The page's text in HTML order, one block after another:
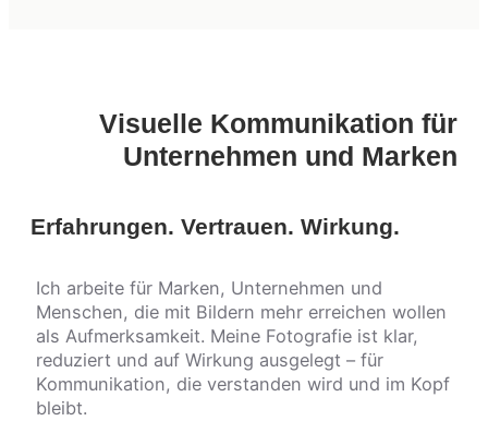
Visuelle Kommunikation für
Unternehmen und Marken
Erfahrungen. Vertrauen. Wirkung.
Ich arbeite für Marken, Unternehmen und
Menschen, die mit Bildern mehr erreichen wollen
als Aufmerksamkeit. Meine Fotografie ist klar,
reduziert und auf Wirkung ausgelegt – für
Kommunikation, die verstanden wird und im Kopf
bleibt.